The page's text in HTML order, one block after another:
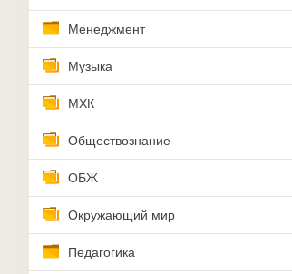
Менеджмент
Музыка
МХК
Обществознание
ОБЖ
Окружающий мир
Педагогика